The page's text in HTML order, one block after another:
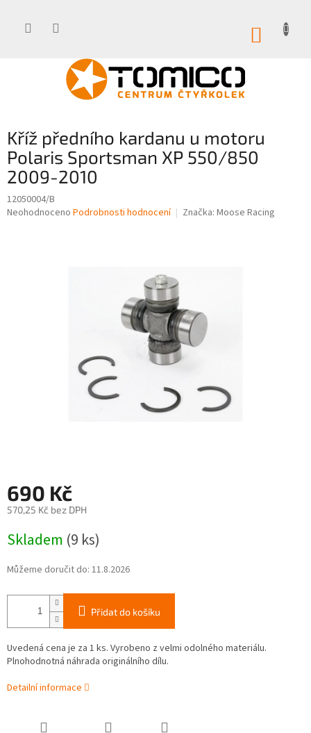
Kříž předního kardanu u motoru
Polaris Sportsman XP 550/850
2009-2010
12050004/B
Průměrné
Neohodnoceno Podrobnosti hodnocení Značka: Moose Racing
690 Kč
570,25 Kč bez DPH
cena:
Skladem (9 ks)
Můžeme doručit do: 11.8.2026
Přidat do košíku
Uvedená cena je za 1 ks. Vyrobeno z velmi odolného materiálu.
Plnohodnotná náhrada originálního dílu.
Detailní informace